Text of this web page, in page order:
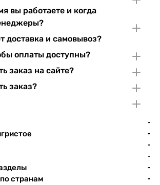
вы работаете и когда
доставка и самовывоз?
оплаты доступны?
заказ на сайте?
заказ?
странам